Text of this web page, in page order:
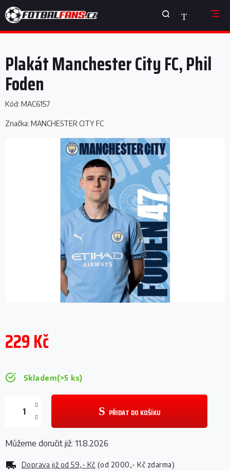
na
obsah
NÁKUPNÍ
KOŠÍK
Plakát Manchester City FC, Phil
Foden
Kód: MAC6157
Značka: MANCHESTER CITY FC
229 Kč
Skladem(>5 ks)
Doprava již od 59,- Kč (od 2000,- Kč zdarma)
PŘIDAT DO KOŠÍKU
Můžeme doručit již: 11.8.2026